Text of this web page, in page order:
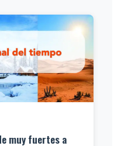
muy fuertes a